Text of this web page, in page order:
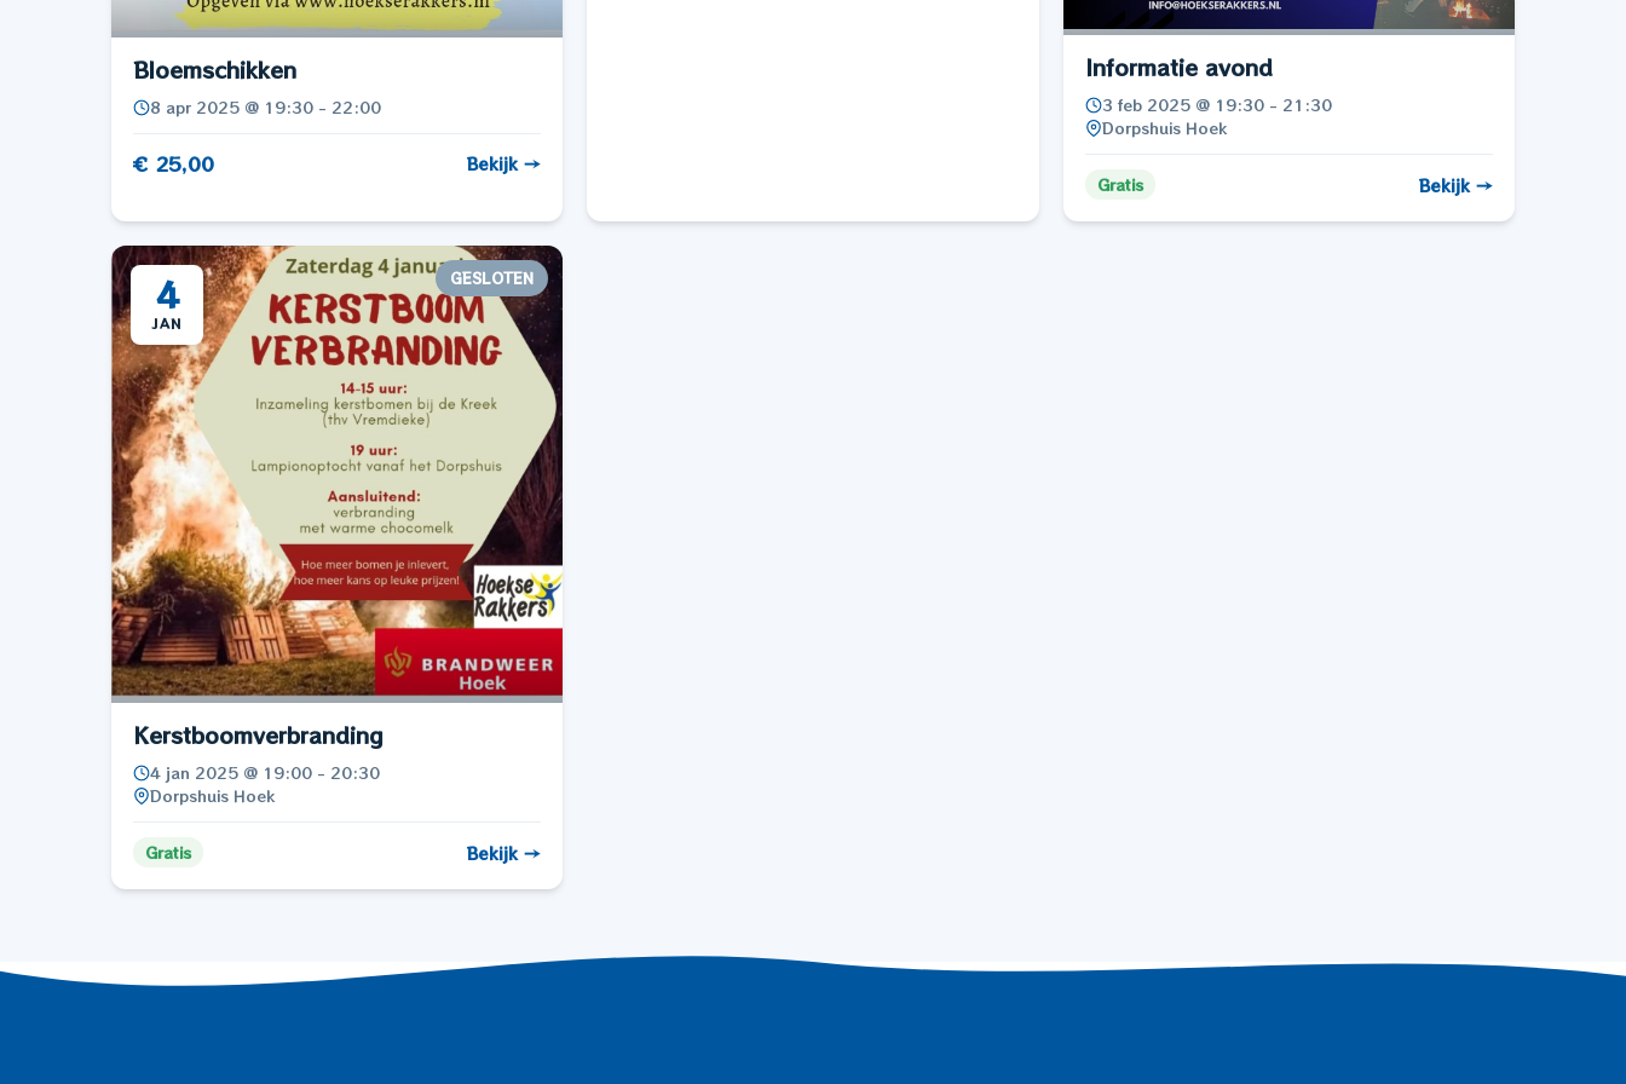
Bloemschikken
8 apr 2025 @ 19:30 - 22:00
€ 25,00 Bekijk →
Informatie avond
3 feb 2025 @ 19:30 - 21:30
Dorpshuis Hoek
Gratis Bekijk →
4
JAN
GESLOTEN
Kerstboomverbranding
4 jan 2025 @ 19:00 - 20:30
Dorpshuis Hoek
Gratis Bekijk →